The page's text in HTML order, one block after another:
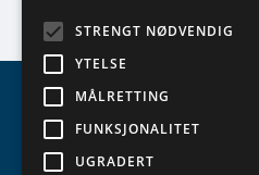
STRENGT NØDVENDIG
YTELSE
MÅLRETTING
FUNKSJONALITET
UGRADERT